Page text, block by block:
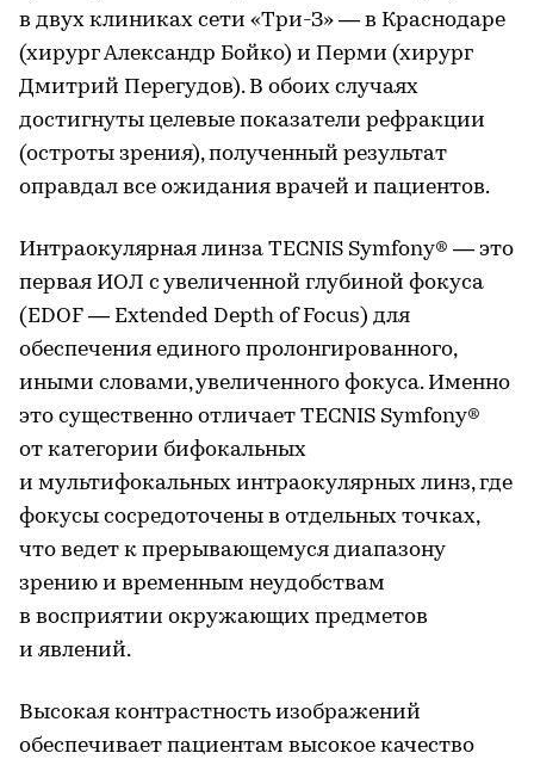
в двух клиниках сети «Три-З» — в Краснодаре
(хирург Александр Бойко) и Перми (хирург
Дмитрий Перегудов). В обоих случаях
достигнуты целевые показатели рефракции
(остроты зрения), полученный результат
оправдал все ожидания врачей и пациентов.
Интраокулярная линза TECNIS Symfony® — это
первая ИОЛ с увеличенной глубиной фокуса
(EDOF — Extended Depth of Focus) для
обеспечения единого пролонгированного,
иными словами, увеличенного фокуса. Именно
это существенно отличает TECNIS Symfony®
от категории бифокальных
и мультифокальных интраокулярных линз, где
фокусы сосредоточены в отдельных точках,
что ведет к прерывающемуся диапазону
зрению и временным неудобствам
в восприятии окружающих предметов
и явлений.
Высокая контрастность изображений
обеспечивает пациентам высокое качество